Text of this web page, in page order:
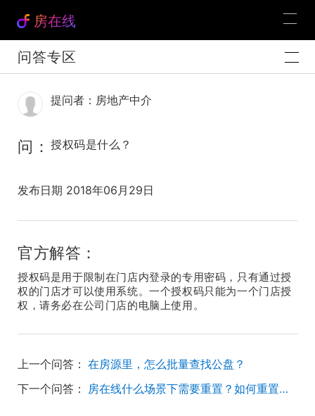
房在线
问答专区
提问者：房地产中介
问： 授权码是什么？
发布日期 2018年06月29日
官方解答：
授权码是用于限制在门店内登录的专用密码，只有通过授
权的门店才可以使用系统。一个授权码只能为一个门店授
权，请务必在公司门店的电脑上使用。
上一个问答： 在房源里，怎么批量查找公盘？
下一个问答：
房在线什么场景下需要重置？如何重置授权码？